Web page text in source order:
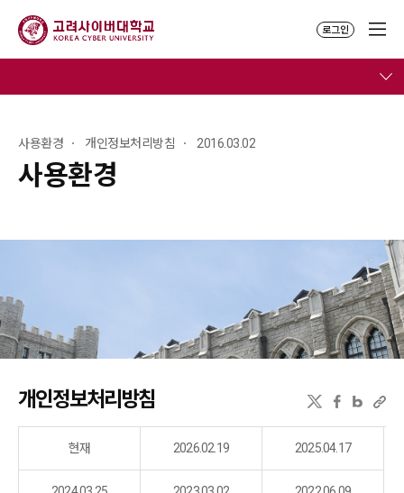
로그인
사용환경
사용환경 개인정보처리방침 2016.03.02
개인정보처리방침
현재 2026.02.19 2025.04.17